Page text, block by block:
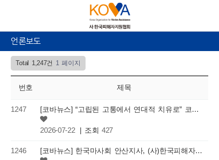
언론보도
Total 1,247건 1 페이지
번호 제목
1247 [코바뉴스] “고립된 고통에서 연대적 치유로” 코바피해자포럼, 제25회 학술대회 성황리 개최
2026-07-22 | 조회 427
1246 [코바뉴스] 한국마사회 안산지사, (사)한국피해자지원협회에 피해 회복 지원을 위한 기부금 전달